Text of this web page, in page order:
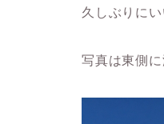
久しぶりに
写真は東側に